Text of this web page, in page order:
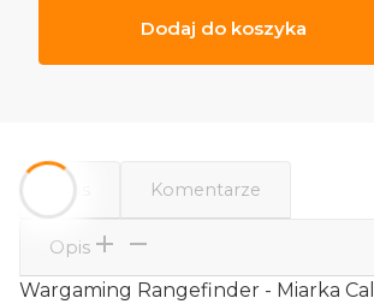
Dodaj do koszyka
Komentarze
Opis
Wargaming Rangefinder - Miarka